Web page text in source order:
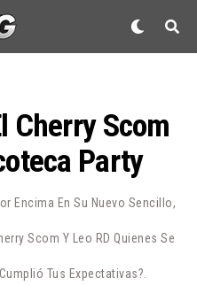
Cherry Scom
Party
Encima En Su Nuevo Sencillo,
Scom Y Leo RD Quienes Se
Tus Expectativas?.